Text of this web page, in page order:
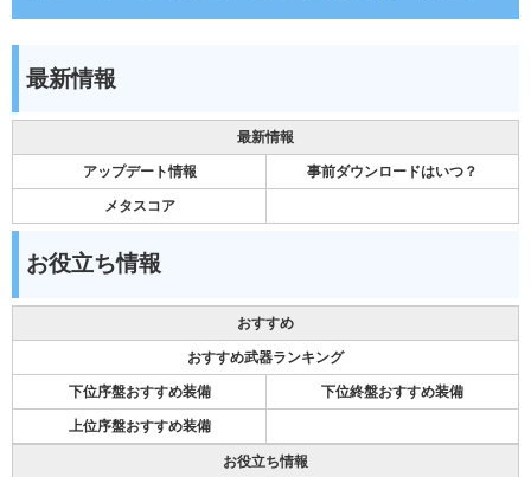
最新情報
最新情報
アップデート情報 事前ダウンロードはいつ？
メタスコア
お役立ち情報
おすすめ
おすすめ武器ランキング
下位序盤おすすめ装備 下位終盤おすすめ装備
上位序盤おすすめ装備
お役立ち情報